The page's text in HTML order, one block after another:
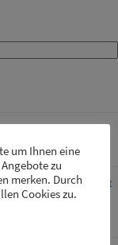
am Mariä Himmelfahrt
um Ihnen eine
zu
merken. Durch
Cookies zu.